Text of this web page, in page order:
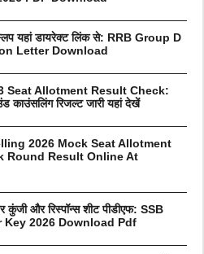
यहां डायरेक्ट लिंक से: RRB Group D
Letter Download
Seat Allotment Result Check:
काउंसलिंग रिजल्ट जारी यहां देखें
2026 Mock Seat Allotment
Round Result Online At
और रिस्पॉन्स शीट पीडीएफ: SSB
Key 2026 Download Pdf